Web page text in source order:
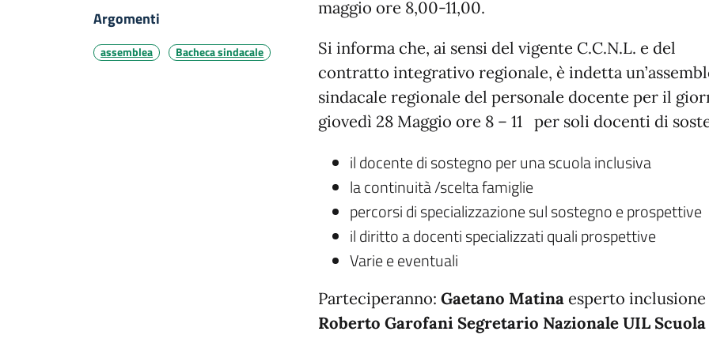
maggio ore 8,00-11,00.
Si informa che, ai sensi del vigente C.C.N.L. e del
contratto integrativo regionale, è indetta
sindacale regionale del personale docente per il
giovedì 28 Maggio ore 8 – 11 per soli docenti di
il docente di sostegno per una scuola inclusiva
la continuità /scelta famiglie
percorsi di specializzazione sul sostegno e prospettive
il diritto a docenti specializzati quali prospettive
Varie e eventuali
Parteciperanno: Gaetano Matina esperto inclusione
Roberto Garofani Segretario Nazionale UIL Scuola
Argomenti
assemblea Bacheca sindacale